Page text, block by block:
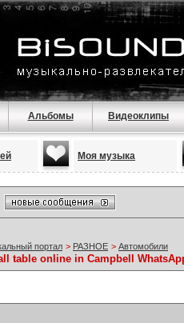
Альбомы Видеоклипы
Моя музыка
портал > РАЗНОЕ > Автомобили
table online in Campbell